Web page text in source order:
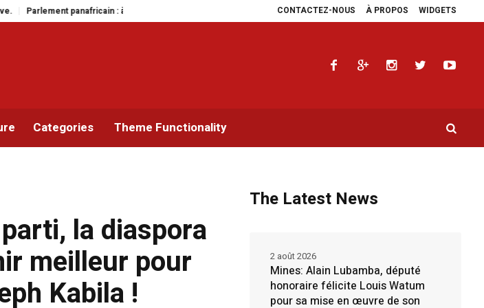
CONTACTEZ-NOUS À PROPOS WIDGETS
Aimé Boji Sangara multiplie les plaidoyers en faveur de la RDC. Parlement panafricain : à
Categories Theme Functionality
la diaspora
meilleur pour
Kabila !
The Latest News
Mines: Alain Lubamba, député
honoraire félicite Louis Watum
pour sa mise en œuvre de son
2 août 2026